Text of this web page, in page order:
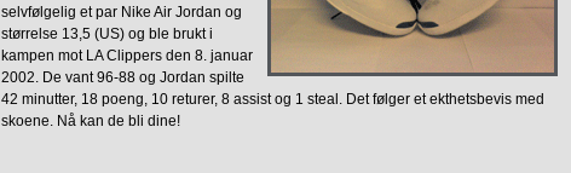
selvfølgelig et par Nike Air Jordan og
størrelse 13,5 (US) og ble brukt i
kampen mot LA Clippers den 8. januar
2002. De vant 96-88 og Jordan spilte
42 minutter, 18 poeng, 10 returer, 8 assist og 1 steal. Det følger et ekthetsbevis med
skoene. Nå kan de bli dine!